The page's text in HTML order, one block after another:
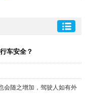
车安全？
会随之增加，驾驶人如有外